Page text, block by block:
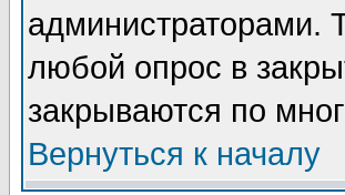
администраторами.
любой опрос в
закрываются по
Вернуться к началу